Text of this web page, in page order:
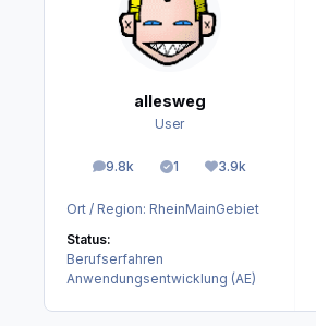
allesweg
User
9.8k
Beiträge 1
Lösungen3.9k
Reputation
Ort / Region: RheinMainGebiet
Status:
Berufserfahren
Anwendungsentwicklung (AE)